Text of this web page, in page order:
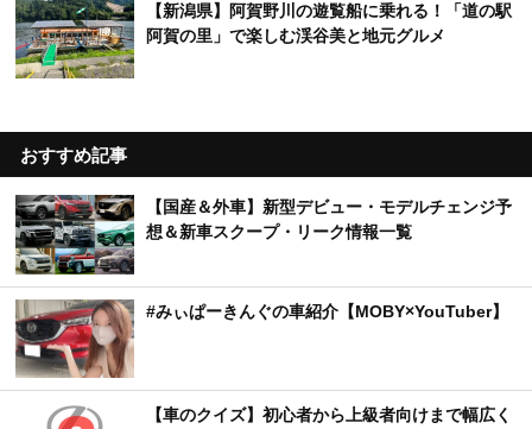
【新潟県】阿賀野川の遊覧船に乗れる！「道の駅
阿賀の里」で楽しむ渓谷美と地元グルメ
おすすめ記事
【国産＆外車】新型デビュー・モデルチェンジ予
想＆新車スクープ・リーク情報一覧
#みぃぱーきんぐの車紹介【MOBY×YouTuber】
【車のクイズ】初心者から上級者向けまで幅広く